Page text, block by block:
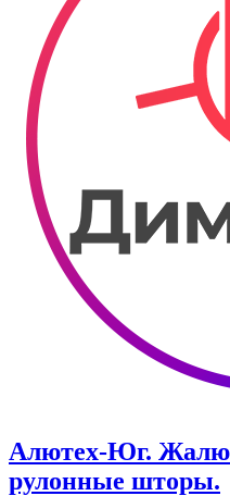
Алютех-Юг.
рулонные шторы.